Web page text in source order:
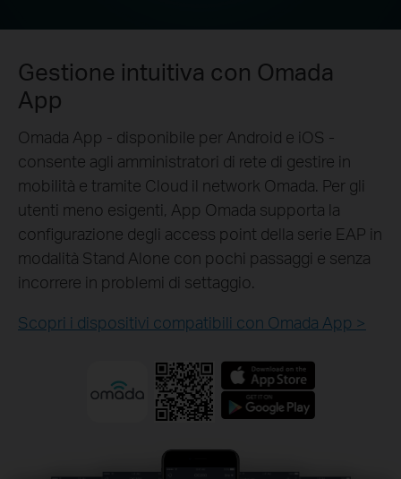
Gestione intuitiva con Omada
App
Omada App - disponibile per Android e iOS -
consente agli amministratori di rete di gestire in
mobilità e tramite Cloud il network Omada. Per gli
utenti meno esigenti, App Omada supporta la
configurazione degli access point della serie EAP in
modalità Stand Alone con pochi passaggi e senza
incorrere in problemi di settaggio.
Scopri i dispositivi compatibili con Omada App >